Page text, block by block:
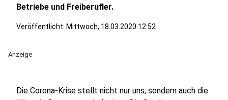
Betriebe und Freiberufler.
Veröffentlicht: Mittwoch, 18.03.2020 12:52
Anzeige
Die Corona-Krise stellt nicht nur uns, sondern auch die